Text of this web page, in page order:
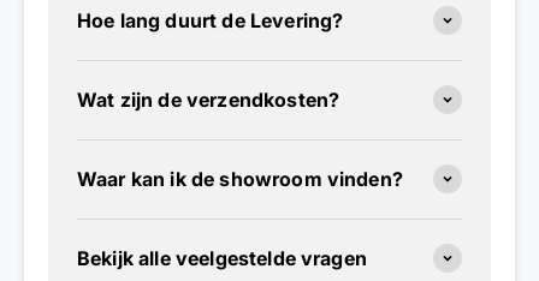
Hoe lang duurt de Levering?
Wat zijn de verzendkosten?
Waar kan ik de showroom vinden?
Bekijk alle veelgestelde vragen